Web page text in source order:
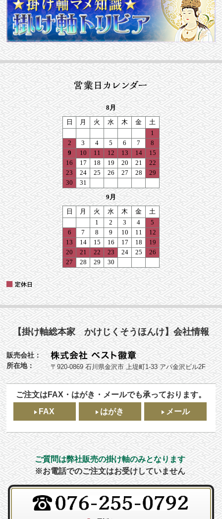
【掛け軸総本家 かけじくそうほんけ】会社情報
販売会社：
所在地：
〒920-0869 石川県金沢市 上堤町1-33 アパ金沢ビル2F
ご注文はFAX・はがき・メールでも承っております。
FAX
はがき メール
ご質問は弊社販売の掛け軸のみとなります
※お電話でのご注文はお受けしていません